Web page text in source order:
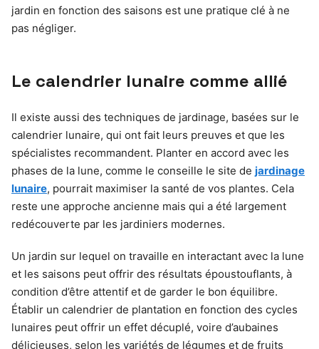
jardin en fonction des saisons est une pratique clé à ne
pas négliger.
Le calendrier lunaire comme allié
Il existe aussi des techniques de jardinage, basées sur le
calendrier lunaire, qui ont fait leurs preuves et que les
spécialistes recommandent. Planter en accord avec les
phases de la lune, comme le conseille le site de jardinage
lunaire, pourrait maximiser la santé de vos plantes. Cela
reste une approche ancienne mais qui a été largement
redécouverte par les jardiniers modernes.
Un jardin sur lequel on travaille en interactant avec la lune
et les saisons peut offrir des résultats époustouflants, à
condition d’être attentif et de garder le bon équilibre.
Établir un calendrier de plantation en fonction des cycles
lunaires peut offrir un effet décuplé, voire d’aubaines
délicieuses, selon les variétés de légumes et de fruits